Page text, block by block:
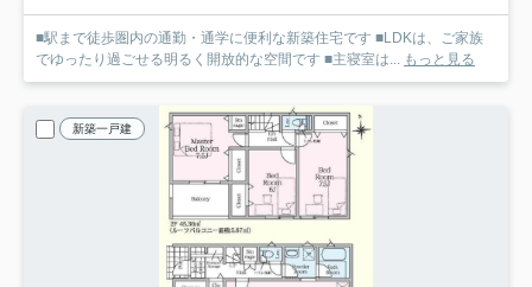
■駅まで徒歩圏内の通勤・通学に便利な新築住宅です ■LDKは、ご家族
でゆったり過ごせる明るく開放的な空間です ■主寝室は... もっと見る
新築一戸建